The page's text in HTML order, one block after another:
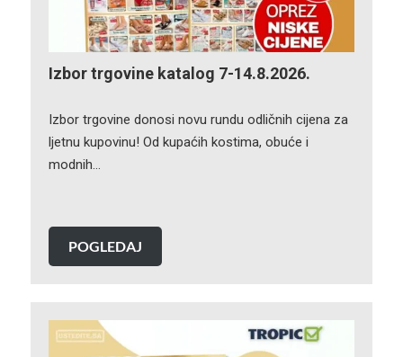
Izbor trgovine katalog 7-14.8.2026.
Izbor trgovine donosi novu rundu odličnih cijena za
ljetnu kupovinu! Od kupaćih kostima, obuće i
modnih…
POGLEDAJ